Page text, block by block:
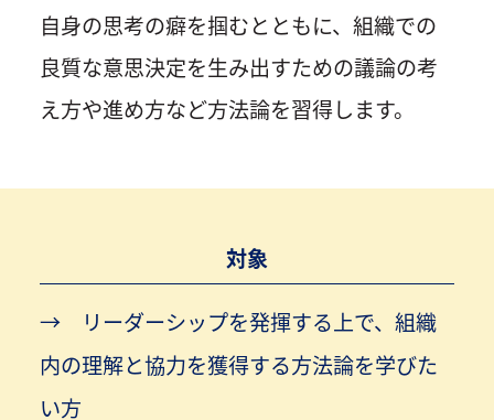
自身の思考の癖を掴むとともに、組織での
良質な意思決定を生み出すための議論の考
え方や進め方など方法論を習得します。
対象
リーダーシップを発揮する上で、組織
内の理解と協力を獲得する方法論を学びた
い方